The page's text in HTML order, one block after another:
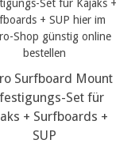
Surfboard Mount
Set für
+ Surfboards +
SUP